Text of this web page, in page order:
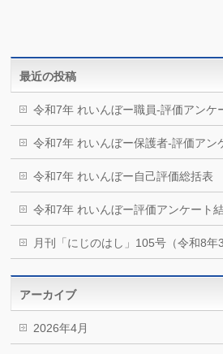
最近の投稿
令和7年 れいんぼー職員-評価アンケ
令和7年 れいんぼー保護者-評価アン
令和7年 れいんぼー自己評価総括表
令和7年 れいんぼー評価アンケート
月刊「にじのはし」105号（令和8年3
アーカイブ
2026年4月